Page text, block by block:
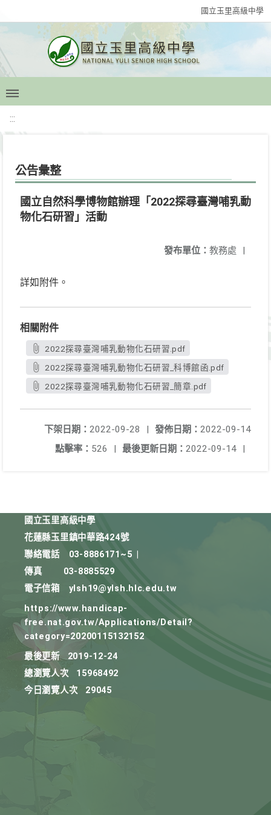
國立玉里高級中學
:::
公告彙整
國立自然科學博物館辦理「2022探尋臺灣哺乳動
物化石研習」活動
發布單位： 教務處 |
詳如附件。
相關附件
2022探尋臺灣哺乳動物化石研習.pdf
2022探尋臺灣哺乳動物化石研習_科博館函.pdf
2022探尋臺灣哺乳動物化石研習_簡章.pdf
發佈日期： 2022-09-14
下架日期： 2022-09-28
|
最後更新日期： 2022-09-14 |
點擊率： 526 |
國立玉里高級中學
花蓮縣玉里鎮中華路424號
聯絡電話
03-8886171~5
傳真
03-8885529
電子信箱
ylsh19@ylsh.hlc.edu.tw
https://www.handicap-
free.nat.gov.tw/Applications/Detail?
category=20200115132152
最後更新
2019-12-24
總瀏覽人次
15968492
今日瀏覽人次
29045